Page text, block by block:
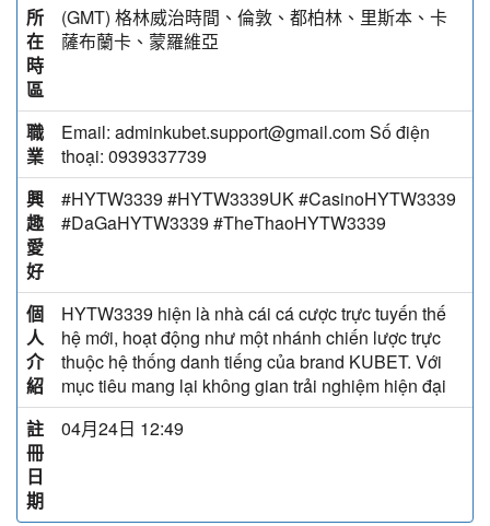
所
在
時
區
(GMT) 格林威治時間、倫敦、都柏林、里斯本、卡
薩布蘭卡、蒙羅維亞
職
業
Email: adminkubet.support@gmail.com Số điện
thoại: 0939337739
興
趣
愛
好
#HYTW3339 #HYTW3339UK #CasinoHYTW3339
#DaGaHYTW3339 #TheThaoHYTW3339
個
人
介
紹
HYTW3339 hiện là nhà cái cá cược trực tuyến thế
hệ mới, hoạt động như một nhánh chiến lược trực
thuộc hệ thống danh tiếng của brand KUBET. Với
mục tiêu mang lại không gian trải nghiệm hiện đại
註
冊
日
期
04月24日 12:49